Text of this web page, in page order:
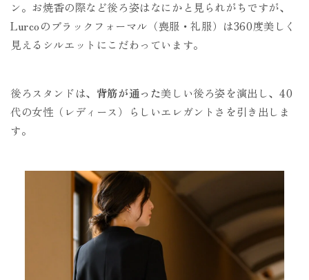
ン。お焼香の際など後ろ姿はなにかと見られがちですが、
Lurcoのブラックフォーマル（喪服・礼服）は360度美しく
見えるシルエットにこだわっています。
後ろスタンドは、 背筋が通った美しい後ろ姿を演出し、40
代の女性（レディース）らしいエレガントさを引き出しま
す。